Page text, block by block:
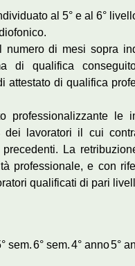
al 5° e al 6°
numero di mesi sopra
di qualifica
attestato di qualifica
professionalizzante le
lavoratori il cui
La
professionale, e con
qualificati di pari
sem.6° sem.4° anno5°